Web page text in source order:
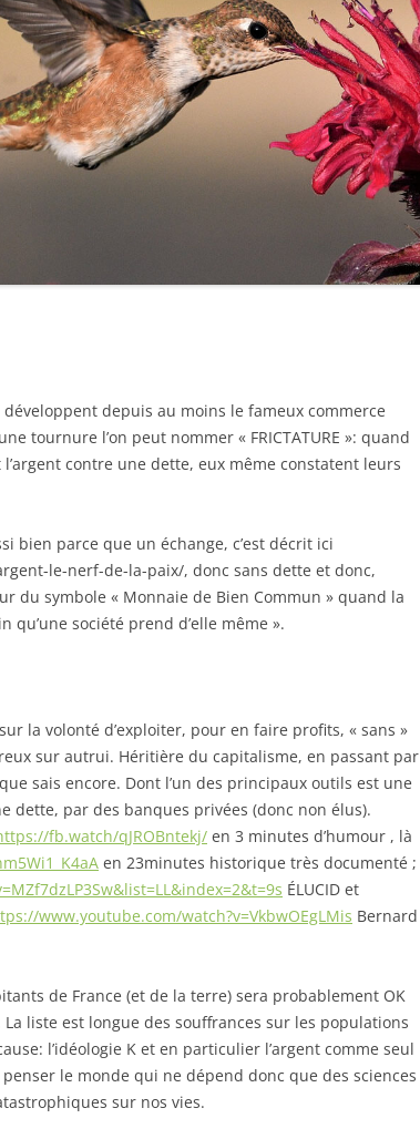
développent depuis au moins le fameux commerce
tournure l’on peut nommer « FRICTATURE »: quand
contre une dette, eux même constatent leurs
bien parce que un échange, c’est décrit ici
le-nerf-de-la-paix/, donc sans dette et donc,
du symbole « Monnaie de Bien Commun » quand la
société prend d’elle même ».
la volonté d’exploiter, pour en faire profits, « sans »
sur autrui. Héritière du capitalisme, en passant par
sais encore. Dont l’un des principaux outils est une
dette, par des banques privées (donc non élus).
fb.watch/qJROBntekj/ en 3 minutes d’humour , là
en 23minutes historique très documenté ;
ÉLUCID et
www.youtube.com/watch?v=VkbwOEgLMis Bernard
de France (et de la terre) sera probablement OK
liste est longue des souffrances sur les populations
l’idéologie K et en particulier l’argent comme seul
le monde qui ne dépend donc que des sciences
sur nos vies.